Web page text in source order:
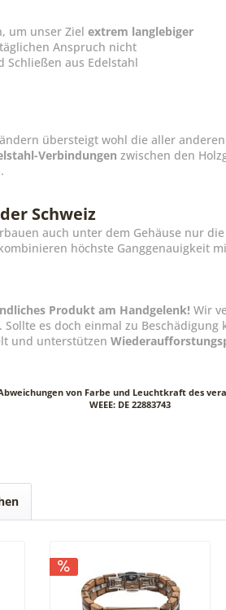
um unser Ziel extrem langlebiger
Anspruch nicht
aus Edelstahl
übersteigt wohl die aller
Verbindungen zwischen den
Schweiz
auch unter dem Gehäuse nur
höchste Ganggenauigkeit
Produkt am Handgelenk! Wir
es doch einmal zu
und unterstützen
von Farbe und Leuchtkraft des
WEEE: DE 22883743